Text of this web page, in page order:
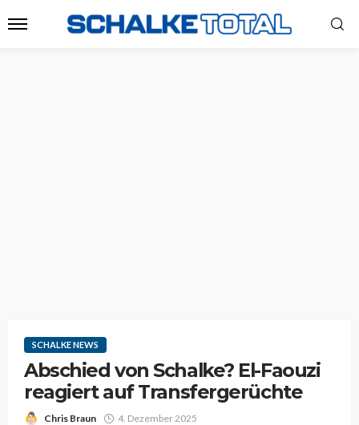
SCHALKE NEWS
Abschied von Schalke? El-Faouzi
reagiert auf Transfergerüchte
Chris Braun 4. Dezember 2025